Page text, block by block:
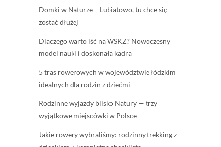
Domki w Naturze – Lubiatowo, tu chce się
zostać dłużej
Dlaczego warto iść na WSKZ? Nowoczesny
model nauki i doskonała kadra
5 tras rowerowych w województwie łódzkim
idealnych dla rodzin z dziećmi
Rodzinne wyjazdy blisko Natury — trzy
wyjątkowe miejscówki w Polsce
Jakie rowery wybraliśmy: rodzinny trekking z